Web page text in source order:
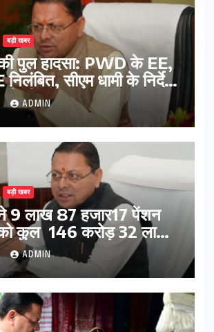
बड़ी खबर
पुल हादसा: PWD के EE,
सीएम धामी के निर्देश
ADMIN
बड़ी खबर
9 लाख 87 हजार17 पेंशन
को कुल 146 करोड़ 32 लाख
का किया भुगतान
ADMIN